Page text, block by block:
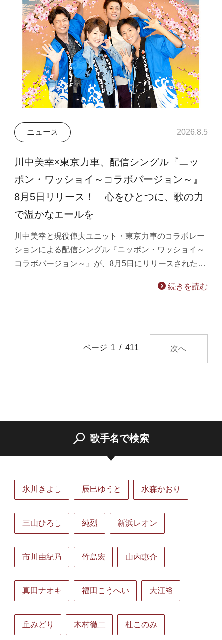
ニュース 2026.8.5
川中美幸×東京力車、配信シングル『ニッ
ポン・ワッショイ～コラボバージョン～』
8月5日リリース！ 心をひとつに、歌の力
で温かなエールを
川中美幸と現役俥夫ユニット・東京力車のコラボレー
ションによる配信シングル『ニッポン・ワッショイ～
コラボバージョン～』が、8月5日にリリースされた…
続きを読む
ページ 1 / 411 次へ
歌手名で検索
氷川きよし 辰巳ゆうと 水森かおり
三山ひろし 純烈 新浜レオン
市川由紀乃 竹島宏 山内惠介
真田ナオキ 福田こうへい 大江裕
丘みどり 木村徹二 杜このみ